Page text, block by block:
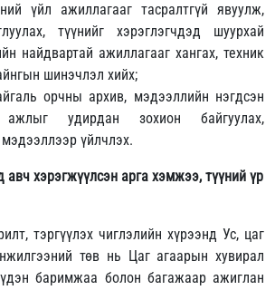
үйл ажиллагааг тасралтгүй явуулж,
түүнийг хэрэглэгчдэд шуурхай
найдвартай ажиллагааг хангах, техник
шинэчлэл хийх;
орчны архив, мэдээллийн нэгдсэн
удирдан зохион байгуулах,
үйлчлэх.
авч хэрэгжүүлсэн арга хэмжээ, түүний үр
тэргүүлэх чиглэлийн хүрээнд Ус, цаг
төв нь Цаг агаарын хувирал
баримжаа болон багажаар ажиглан